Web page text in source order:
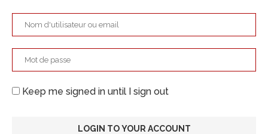
Keep me signed in until I sign out